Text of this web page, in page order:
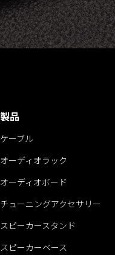
製品
ケーブル
オーディオラック
オーディオボード
チューニングアクセサリー
スピーカースタンド
スピーカーベース